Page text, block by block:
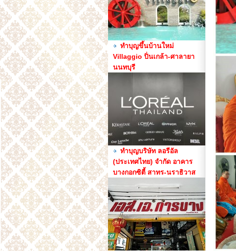
ทำบุญขึ้นบ้านใหม่
Villaggio ปิ่นเกล้า-ศาลายา
นนทบุรี
ทำบุญบริษัท ลอรีอัล
(ประเทศไทย) จำกัด อาคาร
บางกอกซิตี้ สาทร-นราธิวาส